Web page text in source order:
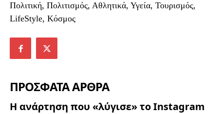
Πολιτική, Πολιτισμός, Αθλητικά, Υγεία, Τουρισμός,
LifeStyle, Κόσμος
ΠΡΟΣΦΑΤΑ ΑΡΘΡΑ
Η ανάρτηση που «λύγισε» το Instagram